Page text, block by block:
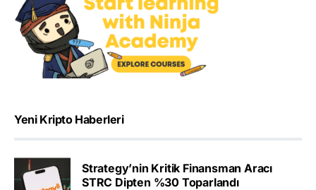
Yeni Kripto Haberleri
Strategy’nin Kritik Finansman Aracı
STRC Dipten %30 Toparlandı